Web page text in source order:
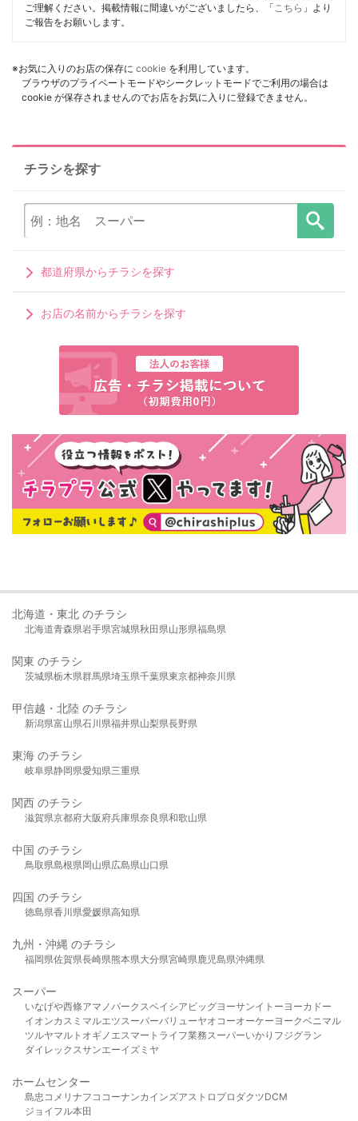
ご理解ください。掲載情報に間違いがございましたら、「 こちら 」より
ご報告をお願いします。
※お気に入りのお店の保存に cookie を利用しています。
ブラウザのプライベートモードやシークレットモードでご利用の場合は
cookie が保存されませんのでお店をお気に入りに登録できません。
チラシを探す
都道府県からチラシを探す
お店の名前からチラシを探す
北海道・東北 のチラシ
北海道青森県岩手県宮城県秋田県山形県福島県
関東 のチラシ
茨城県栃木県群馬県埼玉県千葉県東京都神奈川県
甲信越・北陸 のチラシ
新潟県富山県石川県福井県山梨県長野県
東海 のチラシ
岐阜県静岡県愛知県三重県
関西 のチラシ
滋賀県京都府大阪府兵庫県奈良県和歌山県
中国 のチラシ
鳥取県島根県岡山県広島県山口県
四国 のチラシ
徳島県香川県愛媛県高知県
九州・沖縄 のチラシ
福岡県佐賀県長崎県熊本県大分県宮崎県鹿児島県沖縄県
スーパー
いなげや西條アマノパークスベイシア ビッグヨーサンイトーヨーカドー
イオンカスミ マルエツスーパーバリューヤオコーオーケー ヨークベニマル
ツルヤマルト オギノ エスマート ライフ業務スーパーいかり フジグラン
ダイレックスサンエーイズミヤ
ホームセンター
島忠 コメリ ナフコ コーナンカインズアストロプロダクツDCM
ジョイフル本田